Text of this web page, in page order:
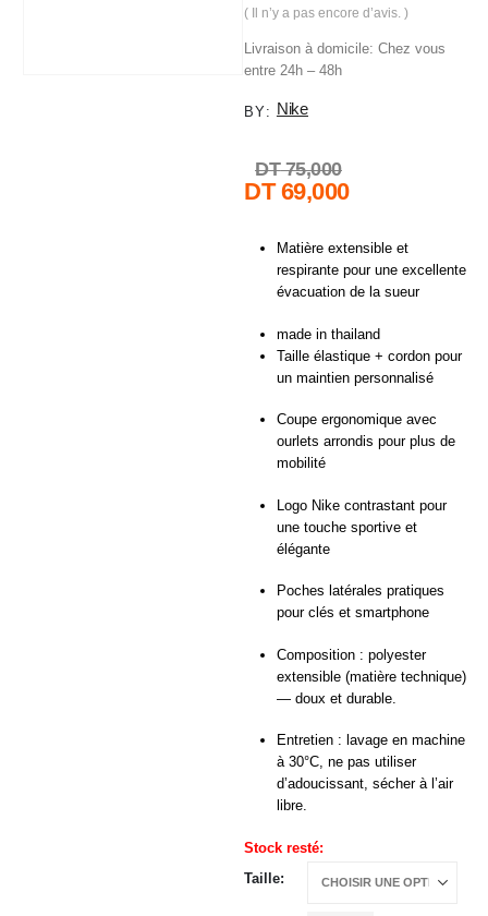
0out of 5
( Il n’y a pas encore d’avis. )
Livraison à domicile: Chez vous
entre 24h – 48h
BY: Nike
DT75,000
DT69,000
Matière extensible et
respirante pour une excellente
évacuation de la sueur
made in thailand
Taille élastique + cordon pour
un maintien personnalisé
Coupe ergonomique avec
ourlets arrondis pour plus de
mobilité
Logo Nike contrastant pour
une touche sportive et
élégante
Poches latérales pratiques
pour clés et smartphone
Composition : polyester
extensible (matière technique)
— doux et durable.
Entretien : lavage en machine
à 30°C, ne pas utiliser
d’adoucissant, sécher à l’air
libre.
Stock resté:
Taille